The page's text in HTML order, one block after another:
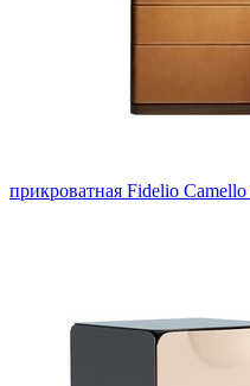
прикроватная Fidelio Camello